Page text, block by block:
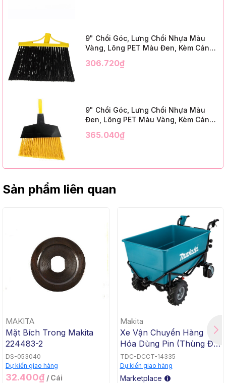
9" Chổi Góc, Lưng Chổi Nhựa Màu
Vàng, Lông PET Màu Đen, Kèm Cán
12 Bộ/Thùng (9" Angle Broom, Yellow
306.720₫
9" Chổi Góc, Lưng Chổi Nhựa Màu
Đen, Lông PET Màu Vàng, Kèm Cán
12 Bộ/Thùng (9" Angle Broom, Black
365.040₫
Sản phẩm liên quan
MAKITA
Mặt Bích Trong Makita
224483-2
DS-053040
Dự kiến giao hàng
32.400₫ / Cái
Makita
Xe Vận Chuyển Hàng
Hóa Dùng Pin (Thùng Đế
Bằng, BL, 18Vx2) Makita
DCU605Z
TDC-DCCT-14335
Dự kiến giao hàng
Marketplace